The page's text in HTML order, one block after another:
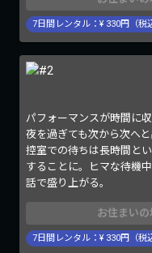
7 日間レンタル：¥ 330円（税
パフォーマンスが時間に
夜を過ぎても次から次へ
控室での待ちは長時間と
することに。ヒマな待機
話で盛り上がる。
お住まい
7日間レンタル：¥ 330円（税